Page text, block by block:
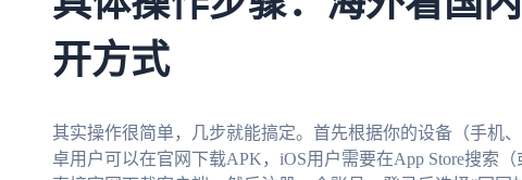
开方式
其实操作很简单，几步就能搞定。首先根据你的设备（手机
卓用户可以在官网下载APK，iOS用户需要在App Store搜索